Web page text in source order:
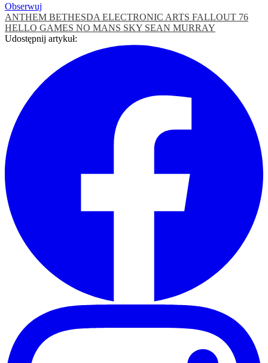
Obserwuj
ANTHEM BETHESDA ELECTRONIC ARTS FALLOUT 76
HELLO GAMES NO MANS SKY SEAN MURRAY
Udostępnij artykuł: